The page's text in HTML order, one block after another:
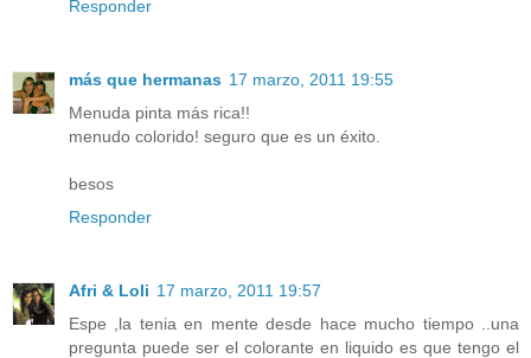
Responder
más que hermanas 17 marzo, 2011 19:55
Menuda pinta más rica!!
menudo colorido! seguro que es un éxito.
besos
Responder
Afri & Loli 17 marzo, 2011 19:57
Espe ,la tenia en mente desde hace mucho tiempo ..una
pregunta puede ser el colorante en liquido es que tengo el